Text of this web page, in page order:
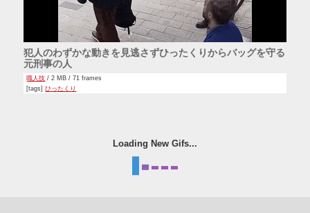
犯人のわずかな動きを見逃さずひったくりからバッグを守る
元刑事の人
職人技 / 2 MB / 71 frames
[tags]ひったくり
Loading New Gifs...